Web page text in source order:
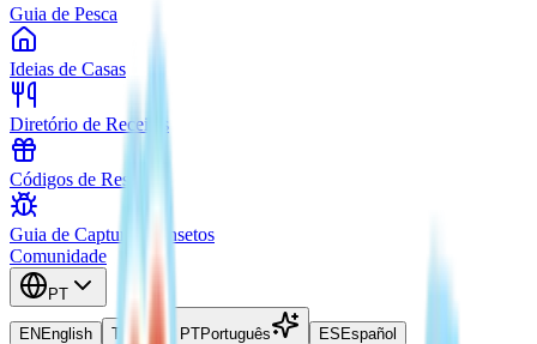
Guia de Pesca
Ideias de Casas
Diretório de Receitas
Códigos de Resgate
Guia de Captura de Insetos
Comunidade
PT
EN English TH PTPortuguês ES Español